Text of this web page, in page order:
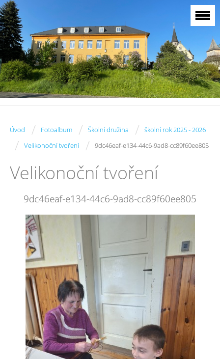
Úvod / Fotoalbum / Školní družina / školní rok 2025 - 2026
/ Velikonoční tvoření / 9dc46eaf-e134-44c6-9ad8-cc89f60ee805
Velikonoční tvoření
9dc46eaf-e134-44c6-9ad8-cc89f60ee805